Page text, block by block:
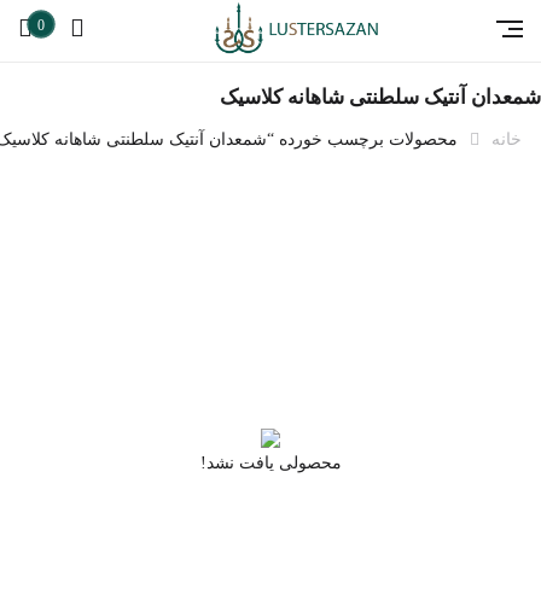
0
شمعدان آنتیک سلطنتی شاهانه کلاسیک
خانه محصولات برچسب خورده “شمعدان آنتیک سلطنتی شاهانه
محصولی یافت نشد!